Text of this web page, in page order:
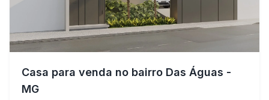
Casa para venda no bairro Das Águas -
MG